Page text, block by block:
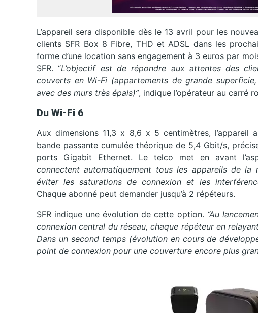
L’appareil sera disponible dès le 13 avril pour les
clients SFR Box 8 Fibre, THD et ADSL dans les
forme d’une location sans engagement à 3 euros par
SFR. “L’objectif est de répondre aux attentes des
couverts en Wi-Fi (appartements de grande
avec des murs très épais)”, indique l’opérateur au carré
Du Wi-Fi 6
Aux dimensions 11,3 x 8,6 x 5 centimètres,
bande passante cumulée théorique de 5,4 Gbit/s,
ports Gigabit Ethernet. Le telco met en avant
connectent automatiquement tous les appareils de
éviter les saturations de connexion et les
Chaque abonné peut demander jusqu’à 2 répéteurs.
SFR indique une évolution de cette option. “Au
connexion central du réseau, chaque répéteur en
Dans un second temps (évolution en cours de
point de connexion pour une couverture encore plus